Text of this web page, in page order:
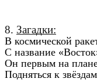
8. Загадки:
В космической
С название
Он первым на
Подняться к